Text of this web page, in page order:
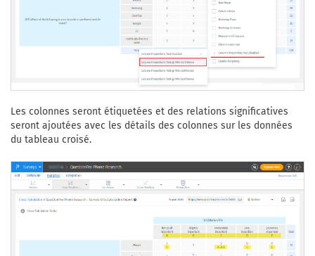
Les colonnes seront étiquetées et des relations significatives
seront ajoutées avec les détails des colonnes sur les données
du tableau croisé.